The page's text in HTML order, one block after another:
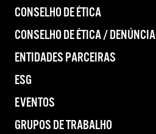
CONSELHO DE ÉTICA
CONSELHO DE ÉTICA / DENÚNCIA
ENTIDADES PARCEIRAS
ESG
EVENTOS
GRUPOS DE TRABALHO